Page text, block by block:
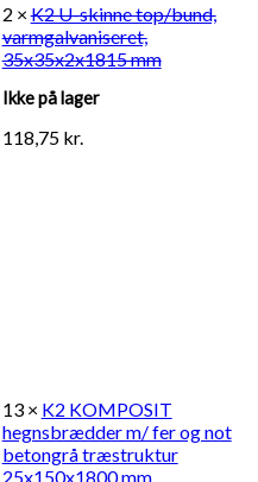
2 ×K2 U-skinne top/bund,
varmgalvaniseret,
35x35x2x1815 mm
Ikke på lager
118,75 kr.
13 × K2 KOMPOSIT
hegnsbrædder m/ fer og not
betongrå træstruktur
25x150x1800 mm